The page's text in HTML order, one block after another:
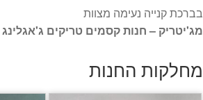
בברכת קנייה נעימה מצוות
מג'יטריק – חנות קסמים טריקים ג'אגלינג
מחלקות החנות